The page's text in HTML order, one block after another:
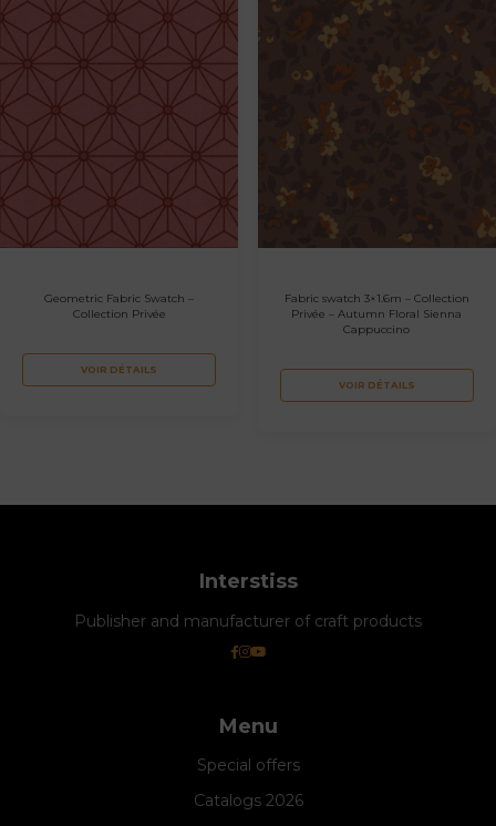
Geometric Fabric Swatch –
Collection Privée
VOIR DÉTAILS
Fabric swatch 3×1.6m – Collection
Privée – Autumn Floral Sienna
Cappuccino
VOIR DÉTAILS
Interstiss
Publisher and manufacturer of craft products
Menu
Special offers
Catalogs 2026